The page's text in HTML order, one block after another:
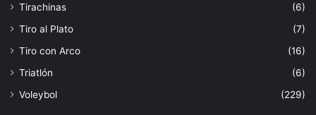
Tirachinas
(6)
Tiro al Plato
(7)
Tiro con Arco
(16)
Triatlón
(6)
Voleybol
(229)